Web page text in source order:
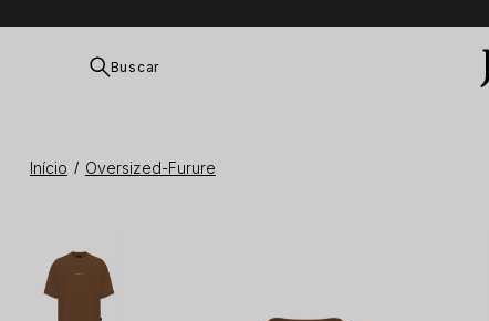
Buscar
Início Oversized-Furure